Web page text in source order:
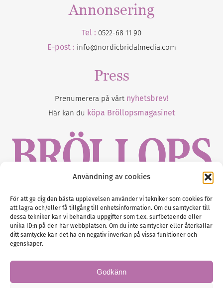
Användning av cookies
För att ge dig den bästa upplevelsen använder vi tekniker som cookies för
att lagra och/eller få tillgång till enhetsinformation. Om du samtycker till
dessa tekniker kan vi behandla uppgifter som t.ex. surfbeteende eller
unika ID:n på den här webbplatsen. Om du inte samtycker eller återkallar
ditt samtycke kan det ha en negativ inverkan på vissa funktioner och
egenskaper.
Godkänn
Annonsering
Tel : 0522-68 11 90
E-post : info@nordicbridalmedia.com
Press
Prenumerera på vårt nyhetsbrev!
Här kan du köpa Bröllopsmagasinet
Gustaf Mattssons väg 2, 451 50 Uddevalla
Tel :0522-68 11 90
E-post:info@nordicbridalmedia.com